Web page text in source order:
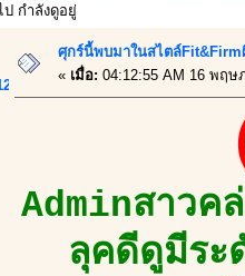
กำลังดูอยู่
ศุกร์นี้พบมาในสไตล์Fit&Firm
« เมื่อ: 04:12:55 AM 16 พฤษ
Adminสาวค
ลุคดีดูมีระ